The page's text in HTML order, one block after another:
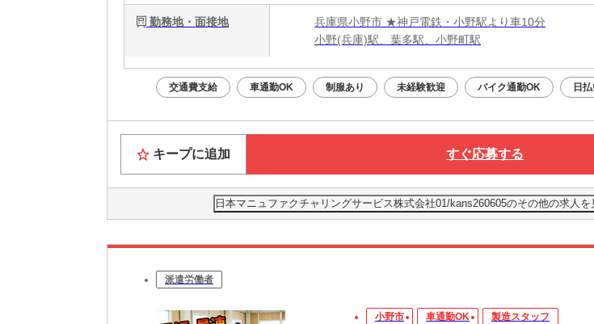
勤務地・面接地
兵庫県小野市 ★神戸電鉄・小野駅より車10分
小野(兵庫)駅、葉多駅、小野町駅
交通費支給 車通勤OK 制服あり 未経験歓迎 バイク通勤OK 日
キープに追加 すぐ応募する
日本マニュファクチャリングサービス株式会社01/kans260605のその他の求人を
派遣労働者
小野市 車通勤OK 製造スタッフ